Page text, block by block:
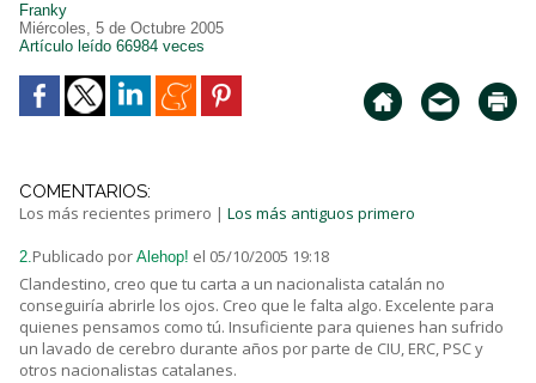
Franky
Miércoles, 5 de Octubre 2005
Artículo leído 66984 veces
COMENTARIOS:
Los más recientes primero | Los más antiguos primero
2.Publicado por Alehop! el 05/10/2005 19:18
Clandestino, creo que tu carta a un nacionalista catalán no
conseguiría abrirle los ojos. Creo que le falta algo. Excelente para
quienes pensamos como tú. Insuficiente para quienes han sufrido
un lavado de cerebro durante años por parte de CIU, ERC, PSC y
otros nacionalistas catalanes.